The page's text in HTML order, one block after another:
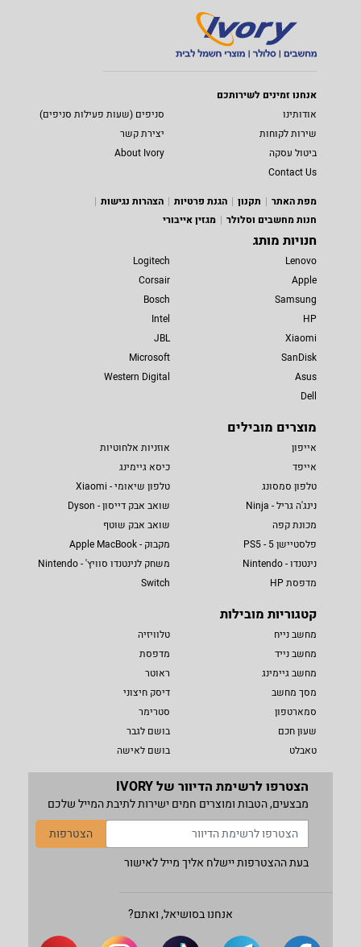
אנחנו זמינים לשירותכם
אודותינו
סניפים (שעות פעילות סניפים)
שירות לקוחות
יצירת קשר
ביטול עסקה
About Ivory
Contact Us
מפת האתר
תקנון הגנת פרטיות
הצהרות נגישות
חנות מחשבים וסלולר
מגזין אייבורי
חנויות מותג
Lenovo
Apple
Samsung
HP
Xiaomi
SanDisk
Asus
Dell
Logitech
Corsair
Bosch
Intel
JBL
Microsoft
Western Digital
מוצרים מובילים
אייפון
אייפד
טלפון סמסונג
נינג'ה גריל - Ninja
מכונת קפה
פלסטיישן 5 - PS5
נינטנדו - Nintendo
מדפסת HP
אוזניות אלחוטיות
כיסא גיימינג
טלפון שיאומי - Xiaomi
שואב אבק דייסון - Dyson
שואב אבק שוטף
מקבוק - Apple MacBook
משחק לנינטנדו סוויץ' - Nintendo
Switch
קטגוריות מובילות
מחשב נייח
מחשב נייד
מחשב גיימינג
מסך מחשב
סמארטפון
שעון חכם
טאבלט
טלוויזיה
מדפסת
ראוטר
דיסק חיצוני
סטרימר
בושם לגבר
בושם לאישה
הצטרפו לרשימת הדיוור של IVORY
מבצעים, הטבות ומוצרים חמים ישירות לתיבת המייל שלכם
הצטרפות
בעת ההצטרפות יישלח אליך מייל לאישור
אנחנו בסושיאל, ואתם?